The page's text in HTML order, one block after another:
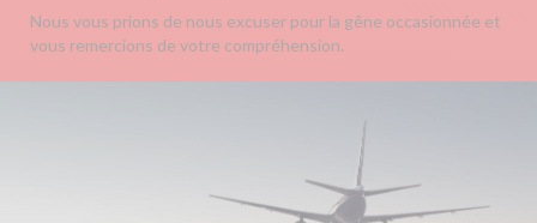
Nous vous prions de nous excuser pour la gêne occasionnée et
vous remercions de votre compréhension.